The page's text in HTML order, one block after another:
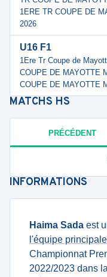
1ERE TR COUPE DE
2026
U16 F1
1Ere Tr Coupe de
COUPE DE MAYOTTE
COUPE DE MAYOTTE
MATCHS HS
PRÉCÉDENT
INFORMATIONS
Haima Sada est
l'équipe
Championnat
2022/2023 dans